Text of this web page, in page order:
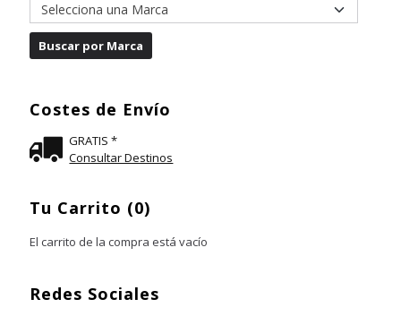
Costes de Envío
GRATIS *
Consultar Destinos
Tu Carrito (0)
El carrito de la compra está vacío
Redes Sociales